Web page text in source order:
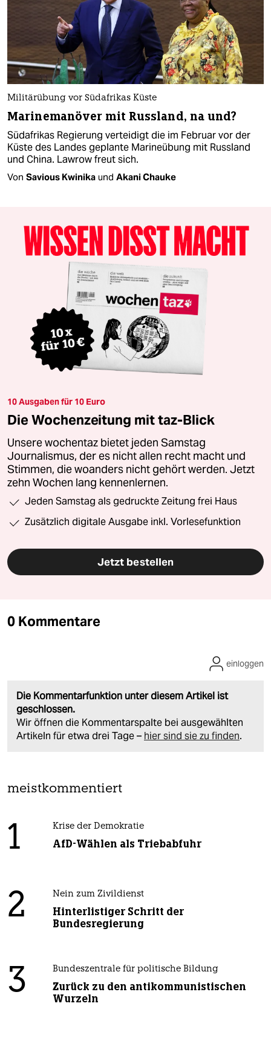
Militärübung vor Südafrikas Küste
Marinemanöver mit Russland, na und?
Südafrikas Regierung verteidigt die im Februar vor der
Küste des Landes geplante Marineübung mit Russland
und China. Lawrow freut sich.
Von Savious Kwinika und Akani Chauke
10 Ausgaben für 10 Euro
Die Wochenzeitung mit taz-Blick
Unsere wochentaz bietet jeden Samstag
Journalismus, der es nicht allen recht macht und
Stimmen, die woanders nicht gehört werden. Jetzt
zehn Wochen lang kennenlernen.
Jeden Samstag als gedruckte Zeitung frei Haus
Zusätzlich digitale Ausgabe inkl. Vorlesefunktion
Jetzt bestellen
0 Kommentare
Die Kommentarfunktion unter diesem Artikel ist
geschlossen.
Wir öffnen die Kommentarspalte bei ausgewählten
Artikeln für etwa drei Tage – hier sind sie zu finden.
einloggen
meistkommentiert
1 Krise der Demokratie
AfD-Wählen als Triebabfuhr
2 Nein zum Zivildienst
Hinterlistiger Schritt der
Bundesregierung
3 Bundeszentrale für politische Bildung
Zurück zu den antikommunistischen
Wurzeln